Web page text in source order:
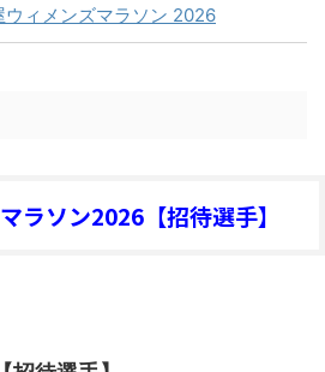
ウィメンズマラソン 2026
ラソン2026【招待選手】